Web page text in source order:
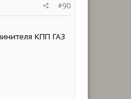
#90
КПП ГАЗ